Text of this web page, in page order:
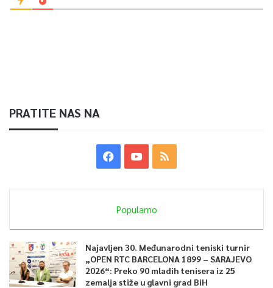
PRATITE NAS NA
Popularno
Najavljen 30. Međunarodni teniski turnir
„OPEN RTC BARCELONA 1899 – SARAJEVO
2026“: Preko 90 mladih tenisera iz 25
zemalja stiže u glavni grad BiH